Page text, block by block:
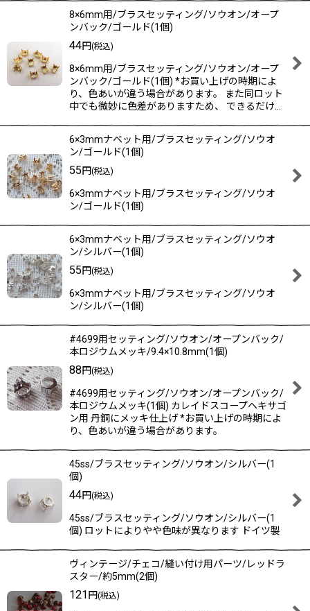
8×6mm用/ブラスセッティング/ソウオン/オープ
ンバック/ゴールド(1個)
44円(税込)
8×6mm用/ブラスセッティング/ソウオン/オープ
ンバック/ゴールド(1個) *お買い上げの時期によ
り、色あいが違う場合があります。 また同ロット
中でも微妙に色差がありますため、 できるだけ…
6×3mmナベット用/ブラスセッティング/ソウオ
ン/ゴールド(1個)
55円(税込)
6×3mmナベット用/ブラスセッティング/ソウオ
ン/ゴールド(1個)
6×3mmナベット用/ブラスセッティング/ソウオ
ン/シルバー(1個)
55円(税込)
6×3mmナベット用/ブラスセッティング/ソウオ
ン/シルバー(1個)
#4699用セッティング/ソウオン/オープンバック/
本ロジウムメッキ/9.4×10.8mm(1個)
88円(税込)
#4699用セッティング/ソウオン/オープンバック/
本ロジウムメッキ(1個) カレイドスコープヘキサゴ
ン用 丹銅にメッキ仕上げ *お買い上げの時期によ
り、色あいが違う場合があります。
45ss/ブラスセッティング/ソウオン/シルバー(1
個)
44円(税込)
45ss/ブラスセッティング/ソウオン/シルバー(1
個) ロットによりやや色味が異なります ドイツ製
ヴィンテージ/チェコ/縫い付け用パーツ/レッドラ
スター/約5mm(2個)
121 円(税込)